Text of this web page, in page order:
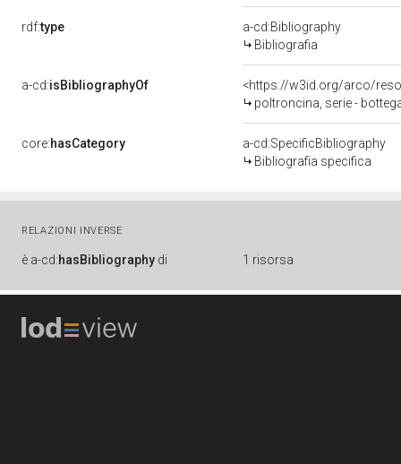
rdf:type
a-cd:Bibliography
Bibliografia
a-cd:isBibliographyOf
<https://w3id.org/arco/
poltroncina, serie -
core:hasCategory
a-cd:SpecificBibliography
Bibliografia specifica
RELAZIONI INVERSE
è a-cd:hasBibliography di 1 risorsa